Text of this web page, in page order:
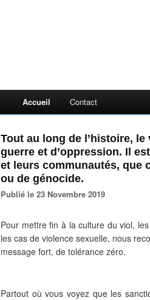
Accueil Contact
Tout au long de l’histoire,
guerre et d’oppression. Il
et leurs communautés, que
ou de génocide.
Publié le 23 Novembre 2019
Pour mettre fin à la culture du viol,
les cas de violence sexuelle, nous
message fort, de tolérance zéro.
Partout où vous voyez que les